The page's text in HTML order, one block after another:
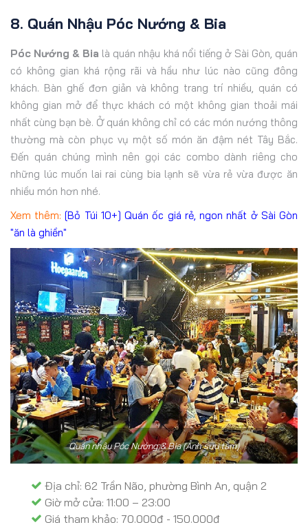
8. Quán Nhậu Póc Nướng & Bia
Póc Nướng & Bia là quán nhậu khá nổi tiếng ở Sài Gòn, quán
có không gian khá rộng rãi và hầu như lúc nào cũng đông
khách. Bàn ghế đơn giản và không trang trí nhiều, quán có
không gian mở để thực khách có một không gian thoải mái
nhất cùng bạn bè. Ở quán không chỉ có các món nướng thông
thường mà còn phục vụ một số món ăn đậm nét Tây Bắc.
Đến quán chúng mình nên gọi các combo dành riêng cho
những lúc muốn lai rai cùng bia lạnh sẽ vừa rẻ vừa được ăn
nhiều món hơn nhé.
Xem thêm: [Bỏ Túi 10+] Quán ốc giá rẻ, ngon nhất ở Sài Gòn
"ăn là ghiền"
Quán nhậu Póc Nướng & Bia (Ảnh sưu tầm)
Địa chỉ: 62 Trần Não, phường Bình An, quận 2
Giờ mở cửa: 11:00 – 23:00
Giá tham khảo: 70.000đ - 150.000đ